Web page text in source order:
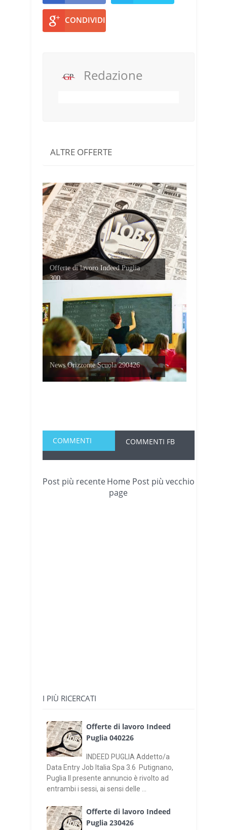
CONDIVIDI
Redazione
ALTRE OFFERTE
Offerte di lavoro Indeed Puglia
300...
News Orizzonte Scuola 290426
COMMENTI COMMENTI FB
Post più recente Post più vecchio
Home
page
I PIÙ RICERCATI
Offerte di lavoro Indeed
Puglia 040226
INDEED PUGLIA Addetto/a
Data Entry Job Italia Spa 3.6 Putignano,
Puglia Il presente annuncio è rivolto ad
entrambi i sessi, ai sensi delle ...
Offerte di lavoro Indeed
Puglia 230426